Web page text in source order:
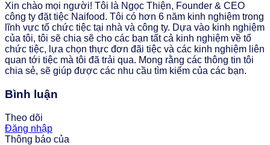
Xin chào mọi người! Tôi là Ngọc Thiện, Founder & CEO
công ty đặt tiệc Naifood. Tôi có hơn 6 năm kinh nghiệm trong
lĩnh vực tổ chức tiệc tại nhà và công ty. Dựa vào kinh nghiệm
của tôi, tôi sẽ chia sẽ cho các bạn tất cả kinh nghiệm về tổ
chức tiệc, lựa chọn thực đơn đãi tiệc và các kinh nghiệm liên
quan tới tiệc mà tôi đã trải qua. Mong rằng các thông tin tôi
chia sẻ, sẽ giúp được các nhu cầu tìm kiếm của các bạn.
Bình luận
Theo dõi
Đăng nhập
Thông báo của